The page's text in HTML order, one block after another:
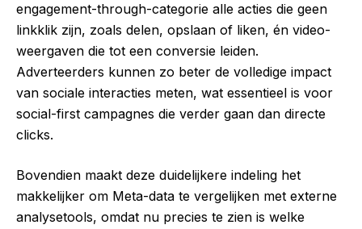
engagement-through-categorie alle acties die geen
linkklik zijn, zoals delen, opslaan of liken, én video-
weergaven die tot een conversie leiden.
Adverteerders kunnen zo beter de volledige impact
van sociale interacties meten, wat essentieel is voor
social-first campagnes die verder gaan dan directe
clicks.
Bovendien maakt deze duidelijkere indeling het
makkelijker om Meta-data te vergelijken met externe
analysetools, omdat nu precies te zien is welke